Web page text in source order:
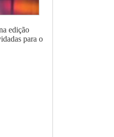
edição
para o